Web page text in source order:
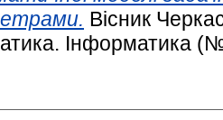
Вісник
Інформатика